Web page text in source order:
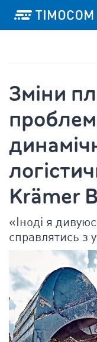
Зміни
Krämer
«Іноді я
справлятись з